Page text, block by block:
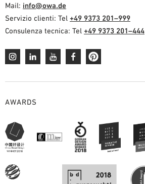
Mail: info@owa.de
Servizio clienti: Tel +49 9373 201–999
Consulenza tecnica: Tel +49 9373 201–444
AWARDS